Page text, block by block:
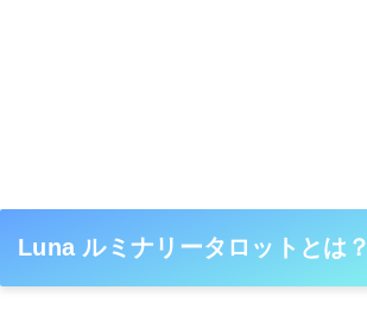
Luna ルミナリータロットとは？